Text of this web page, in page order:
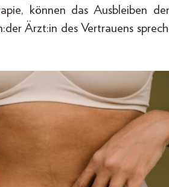
können das Ausbleiben
Ärzt:in des Vertrauens